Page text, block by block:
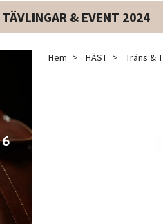
TÄVLINGAR & EVENT 2024
Hem HÄST Träns &